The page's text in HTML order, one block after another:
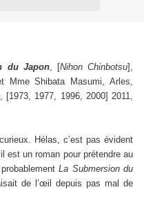
du Japon, [Nihon Chinbotsu],
Mme Shibata Masumi, Arles,
[1973, 1977, 1996, 2000] 2011,
Hélas, c’est pas évident
est un roman pour prétendre au
La Submersion du
de l’œil depuis pas mal de